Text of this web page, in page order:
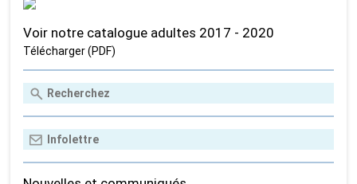
Voir notre catalogue adultes 2017 - 2020
Télécharger (PDF)